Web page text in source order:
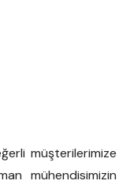
müşterilerimize
mühendisimizin